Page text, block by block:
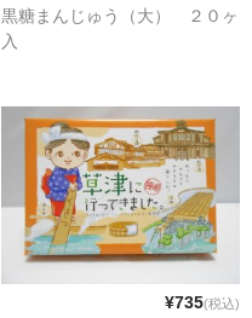
黒糖まんじゅう（大） ２０ヶ
入
¥735(税込)